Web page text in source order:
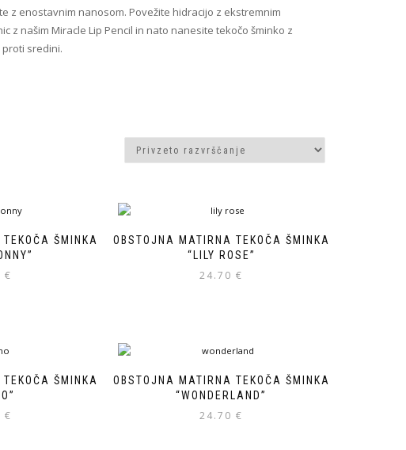
z enostavnim nanosom. Povežite hidracijo z ekstremnim
našim Miracle Lip Pencil in nato nanesite tekočo šminko z
sredini.
ŠMINKA
€
OBSTOJNA MATIRNA TEKOČA ŠMINKA
“LILY ROSE”
24.70€
ŠMINKA
€
OBSTOJNA MATIRNA TEKOČA ŠMINKA
“WONDERLAND”
24.70€